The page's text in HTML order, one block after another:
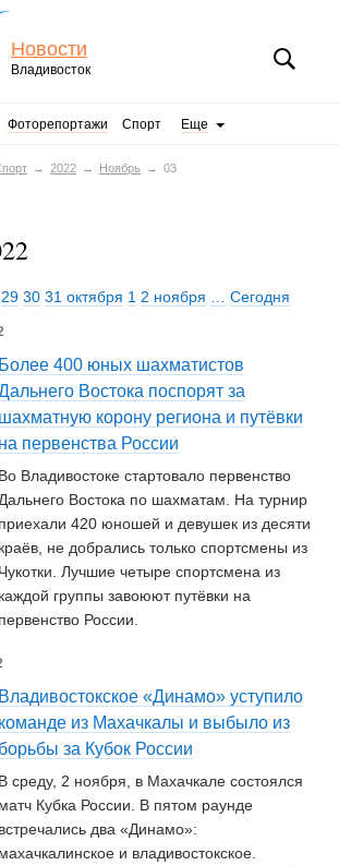
Новости
Владивосток
Фоторепортажи Спорт Еще
2022 Ноябрь 03
29 30 31 октября 1 2 ноября Сегодня
Более 400 юных шахматистов
Востока поспорят за
шахматную корону региона и путёвки
на первенства России
Во Владивостоке стартовало первенство
Дальнего Востока по шахматам. На турнир
приехали 420 юношей и девушек из десяти
краёв, не добрались только спортсмены из
Чукотки. Лучшие четыре спортсмена из
каждой группы завоюют путёвки на
первенство России.
Владивостокское «Динамо» уступило
команде из Махачкалы и выбыло из
борьбы за Кубок России
В среду, 2 ноября, в Махачкале состоялся
матч Кубка России. В пятом раунде
встречались два «Динамо»:
махачкалинское и владивостокское.